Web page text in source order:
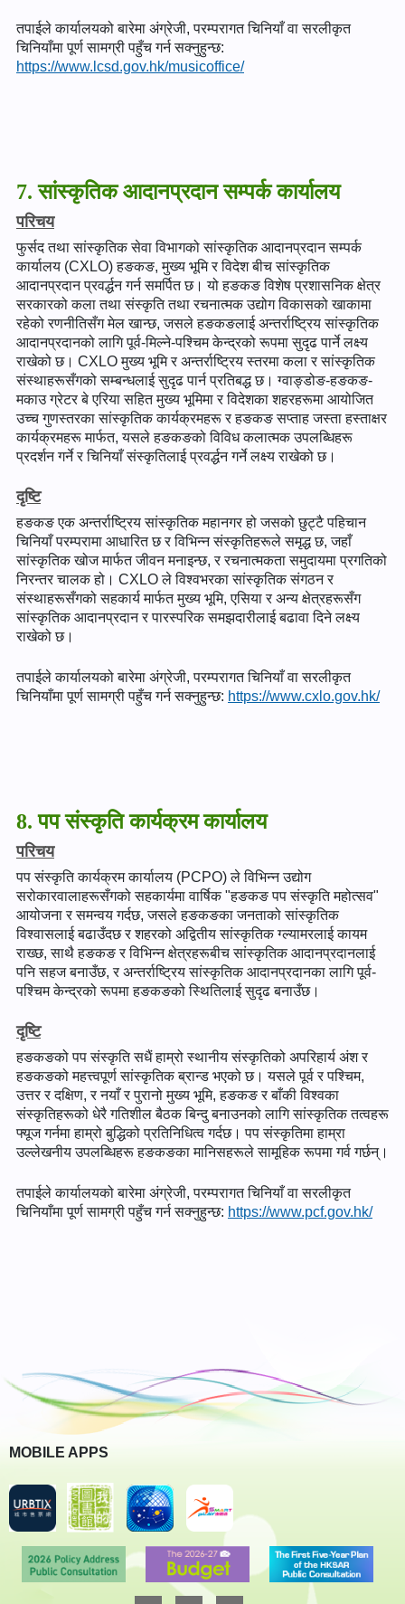
तपाईले कार्यालयको बारेमा अंग्रेजी, परम्परागत चिनियाँ वा सरलीकृत
चिनियाँमा पूर्ण सामग्री पहुँच गर्न सक्नुहुन्छ:
https://www.lcsd.gov.hk/musicoffice/
7. सांस्कृतिक आदानप्रदान सम्पर्क कार्यालय
परिचय
फुर्सद तथा सांस्कृतिक सेवा विभागको सांस्कृतिक आदानप्रदान सम्पर्क
कार्यालय (CXLO) हङकङ, मुख्य भूमि र विदेश बीच सांस्कृतिक
आदानप्रदान प्रवर्द्धन गर्न समर्पित छ। यो हङकङ विशेष प्रशासनिक क्षेत्र
सरकारको कला तथा संस्कृति तथा रचनात्मक उद्योग विकासको खाकामा
रहेको रणनीतिसँग मेल खान्छ, जसले हङकङलाई अन्तर्राष्ट्रिय सांस्कृतिक
आदानप्रदानको लागि पूर्व-मिल्ने-पश्चिम केन्द्रको रूपमा सुदृढ पार्ने लक्ष्य
राखेको छ। CXLO मुख्य भूमि र अन्तर्राष्ट्रिय स्तरमा कला र सांस्कृतिक
संस्थाहरूसँगको सम्बन्धलाई सुदृढ पार्न प्रतिबद्ध छ। ग्वाङ्डोङ-हङकङ-
मकाउ ग्रेटर बे एरिया सहित मुख्य भूमिमा र विदेशका शहरहरूमा आयोजित
उच्च गुणस्तरका सांस्कृतिक कार्यक्रमहरू र हङकङ सप्ताह जस्ता हस्ताक्षर
कार्यक्रमहरू मार्फत, यसले हङकङको विविध कलात्मक उपलब्धिहरू
प्रदर्शन गर्ने र चिनियाँ संस्कृतिलाई प्रवर्द्धन गर्ने लक्ष्य राखेको छ।
दृष्टि
हङकङ एक अन्तर्राष्ट्रिय सांस्कृतिक महानगर हो जसको छुट्टै पहिचान
चिनियाँ परम्परामा आधारित छ र विभिन्न संस्कृतिहरूले समृद्ध छ, जहाँ
सांस्कृतिक खोज मार्फत जीवन मनाइन्छ, र रचनात्मकता समुदायमा प्रगतिको
निरन्तर चालक हो। CXLO ले विश्वभरका सांस्कृतिक संगठन र
संस्थाहरूसँगको सहकार्य मार्फत मुख्य भूमि, एसिया र अन्य क्षेत्रहरूसँग
सांस्कृतिक आदानप्रदान र पारस्परिक समझदारीलाई बढावा दिने लक्ष्य
राखेको छ।
तपाईले कार्यालयको बारेमा अंग्रेजी, परम्परागत चिनियाँ वा सरलीकृत
चिनियाँमा पूर्ण सामग्री पहुँच गर्न सक्नुहुन्छ: https://www.cxlo.gov.hk/
8. पप संस्कृति कार्यक्रम कार्यालय
परिचय
पप संस्कृति कार्यक्रम कार्यालय (PCPO) ले विभिन्न उद्योग
सरोकारवालाहरूसँगको सहकार्यमा वार्षिक "हङकङ पप संस्कृति महोत्सव"
आयोजना र समन्वय गर्दछ, जसले हङकङका जनताको सांस्कृतिक
विश्वासलाई बढाउँदछ र शहरको अद्वितीय सांस्कृतिक ग्ल्यामरलाई कायम
राख्छ, साथै हङकङ र विभिन्न क्षेत्रहरूबीच सांस्कृतिक आदानप्रदानलाई
पनि सहज बनाउँछ, र अन्तर्राष्ट्रिय सांस्कृतिक आदानप्रदानका लागि पूर्व-
पश्चिम केन्द्रको रूपमा हङकङको स्थितिलाई सुदृढ बनाउँछ।
दृष्टि
हङकङको पप संस्कृति सधैं हाम्रो स्थानीय संस्कृतिको अपरिहार्य अंश र
हङकङको महत्त्वपूर्ण सांस्कृतिक ब्रान्ड भएको छ। यसले पूर्व र पश्चिम,
उत्तर र दक्षिण, र नयाँ र पुरानो मुख्य भूमि, हङकङ र बाँकी विश्वका
संस्कृतिहरूको धेरै गतिशील बैठक बिन्दु बनाउनको लागि सांस्कृतिक तत्वहरू
फ्यूज गर्नमा हाम्रो बुद्धिको प्रतिनिधित्व गर्दछ। पप संस्कृतिमा हाम्रा
उल्लेखनीय उपलब्धिहरू हङकङका मानिसहरूले सामूहिक रूपमा गर्व गर्छन्।
तपाईले कार्यालयको बारेमा अंग्रेजी, परम्परागत चिनियाँ वा सरलीकृत
चिनियाँमा पूर्ण सामग्री पहुँच गर्न सक्नुहुन्छ: https://www.pcf.gov.hk/
MOBILE APPS